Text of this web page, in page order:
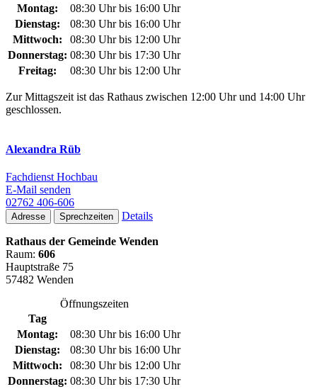
Montag:
08:30 Uhr bis 16:00 Uhr
Dienstag:
08:30 Uhr bis 16:00 Uhr
Mittwoch:
08:30 Uhr bis 12:00 Uhr
Donnerstag: 08:30 Uhr bis 17:30 Uhr
Freitag:
08:30 Uhr bis 12:00 Uhr
Zur Mittagszeit ist das Rathaus zwischen 12:00 Uhr und 14:00 Uhr
geschlossen.
Alexandra Rüb
Fachdienst Hochbau
E-Mail senden
02762 406-606
Adresse Sprechzeiten Details
Rathaus der Gemeinde Wenden
Raum: 606
Hauptstraße 75
57482 Wenden
Öffnungszeiten
Tag
Montag:
08:30 Uhr bis 16:00 Uhr
Dienstag:
08:30 Uhr bis 16:00 Uhr
Mittwoch:
08:30 Uhr bis 12:00 Uhr
Donnerstag: 08:30 Uhr bis 17:30 Uhr